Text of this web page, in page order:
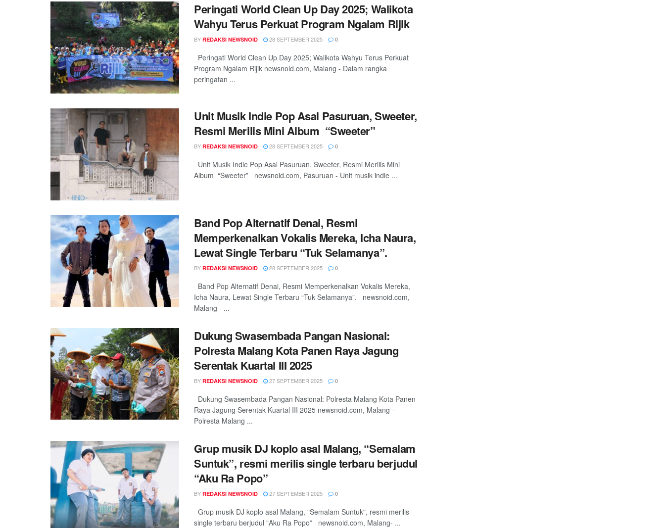
Peringati World Clean Up Day 2025; Walikota
Wahyu Terus Perkuat Program Ngalam Rijik
BY REDAKSI NEWSNOID 28 SEPTEMBER 2025 0
Peringati World Clean Up Day 2025; Walikota Wahyu Terus Perkuat
Program Ngalam Rijik newsnoid.com, Malang - Dalam rangka
peringatan ...
Unit Musik Indie Pop Asal Pasuruan, Sweeter,
Resmi Merilis Mini Album “Sweeter”
BY REDAKSI NEWSNOID 28 SEPTEMBER 2025 0
Unit Musik Indie Pop Asal Pasuruan, Sweeter, Resmi Merilis Mini
Album “Sweeter” newsnoid.com, Pasuruan - Unit musik indie ...
Band Pop Alternatif Denai, Resmi
Memperkenalkan Vokalis Mereka, Icha Naura,
Lewat Single Terbaru “Tuk Selamanya”.
BY REDAKSI NEWSNOID 28 SEPTEMBER 2025 0
Band Pop Alternatif Denai, Resmi Memperkenalkan Vokalis Mereka,
Icha Naura, Lewat Single Terbaru “Tuk Selamanya”. newsnoid.com,
Malang - ...
Dukung Swasembada Pangan Nasional:
Polresta Malang Kota Panen Raya Jagung
Serentak Kuartal III 2025
BY REDAKSI NEWSNOID 27 SEPTEMBER 2025 0
Dukung Swasembada Pangan Nasional: Polresta Malang Kota Panen
Raya Jagung Serentak Kuartal III 2025 newsnoid.com, Malang –
Polresta Malang ...
Grup musik DJ koplo asal Malang, “Semalam
Suntuk”, resmi merilis single terbaru berjudul
“Aku Ra Popo”
BY REDAKSI NEWSNOID 27 SEPTEMBER 2025 0
Grup musik DJ koplo asal Malang, "Semalam Suntuk", resmi merilis
single terbaru berjudul "Aku Ra Popo” newsnoid.com, Malang- ...